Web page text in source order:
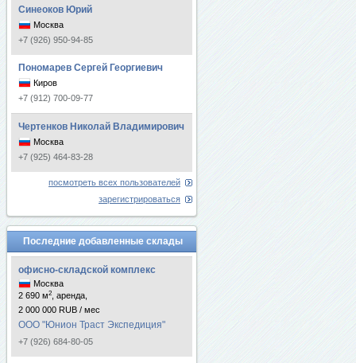
Синеоков Юрий
Москва
+7 (926) 950-94-85
Пономарев Сергей Георгиевич
Киров
+7 (912) 700-09-77
Чертенков Николай Владимирович
Москва
+7 (925) 464-83-28
посмотреть всех пользователей
зарегистрироваться
Последние добавленные склады
офисно-складской комплекс
Москва
2 690 м2
, аренда,
2 000 000 RUB / мес
ООО "Юнион Траст Экспедиция"
+7 (926) 684-80-05